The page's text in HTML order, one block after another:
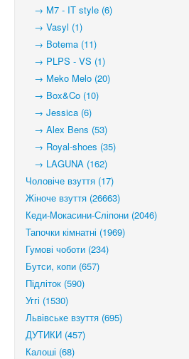
→ M7 - IT style (6)
→ Vasyl (1)
→ Botema (11)
→ PLPS - VS (1)
→ Meko Melo (20)
→ Box&Co (10)
→ Jessica (6)
→ Alex Bens (53)
→ Royal-shoes (35)
→ LAGUNA (162)
Чоловіче взуття (17)
Жіноче взуття (26663)
Кеди-Мокасини-Сліпони (2046)
Тапочки кімнатні (1969)
Гумові чоботи (234)
Бутси, копи (657)
Підліток (590)
Уггі (1530)
Львівське взуття (695)
ДУТИКИ (457)
Калоші (68)